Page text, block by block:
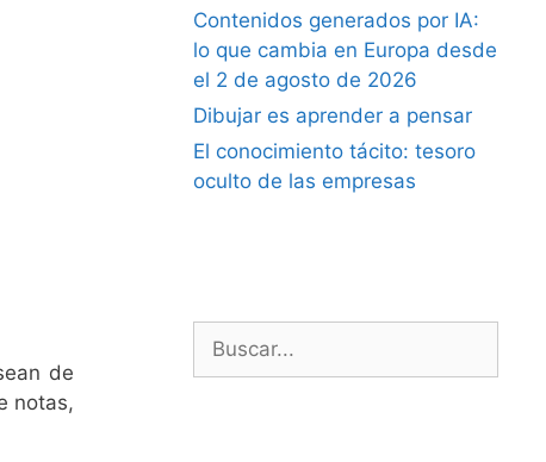
de
notas,
Contenidos generados por IA:
lo que cambia en Europa desde
el 2 de agosto de 2026
Dibujar es aprender a pensar
El conocimiento tácito: tesoro
oculto de las empresas